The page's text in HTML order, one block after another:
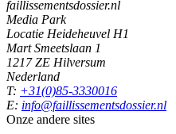
faillissementsdossier.nl
Media Park
Locatie Heideheuvel H1
Mart Smeetslaan 1
1217 ZE Hilversum
Nederland
T: +31(0)85-3330016
E: info@faillissementsdossier.nl
Onze andere sites